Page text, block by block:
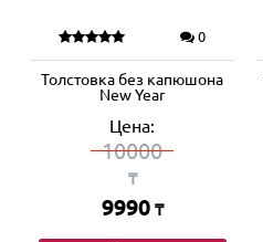
0
Толстовка без капюшона
New Year
Цена:
10000
₸
9990 ₸